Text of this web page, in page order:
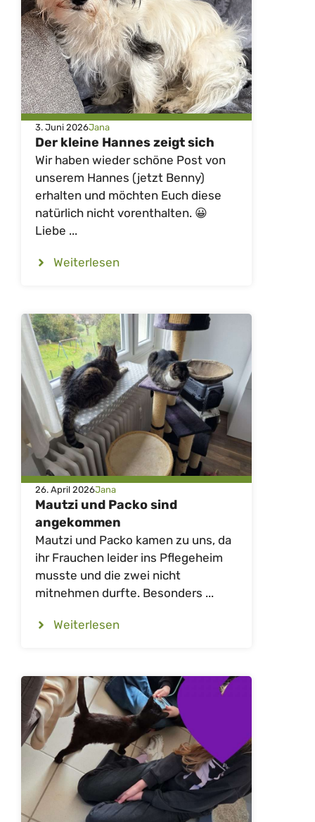
3. Juni 2026Jana
Der kleine Hannes zeigt sich
Wir haben wieder schöne Post von
unserem Hannes (jetzt Benny)
erhalten und möchten Euch diese
natürlich nicht vorenthalten. 😀
Liebe ...
Weiterlesen
26. April 2026Jana
Mautzi und Packo sind
angekommen
Mautzi und Packo kamen zu uns, da
ihr Frauchen leider ins Pflegeheim
musste und die zwei nicht
mitnehmen durfte. Besonders ...
Weiterlesen